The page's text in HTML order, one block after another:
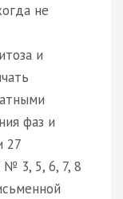
не
и
фаз и
27
3, 5, 6, 7, 8